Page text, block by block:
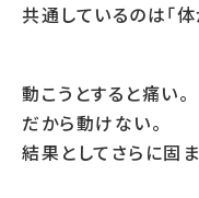
共通しているのは「体
動こうとすると痛い。
だから動けない。
結果としてさらに固ま